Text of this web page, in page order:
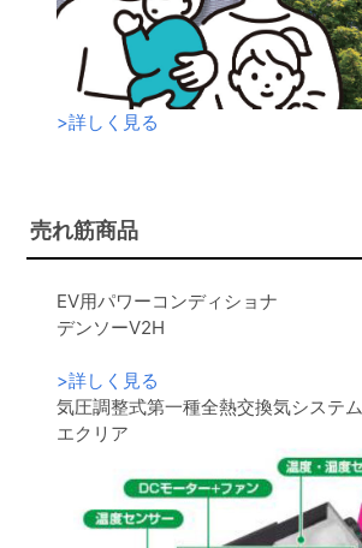
>詳しく見る
売れ筋商品
EV用パワーコンディショナ
デンソーV2H
>詳しく見る
気圧調整式第一種全熱交換気システム
エクリア